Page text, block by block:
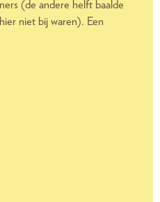
(de andere helft baalde
niet bij waren). Een